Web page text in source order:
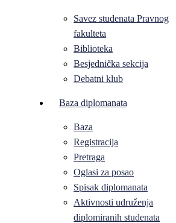
Savez studenata Pravnog
fakulteta
Biblioteka
Besjednička sekcija
Debatni klub
Baza diplomanata
Baza
Registracija
Pretraga
Oglasi za posao
Spisak diplomanata
Aktivnosti udruženja
diplomiranih studenata